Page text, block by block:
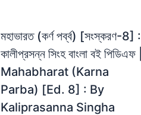
মহাভারত (কর্ণ পর্ব্ব) [সংস্করণ-8] :
কালীপ্রসন্ন সিংহ বাংলা বই পিডিএফ |
Mahabharat (Karna
Parba) [Ed. 8] : By
Kaliprasanna Singha